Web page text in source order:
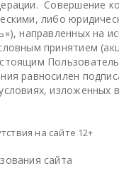
Совершение
либо
направленных на
принятием
равносилен
изложенных
на сайте 12+
сайта